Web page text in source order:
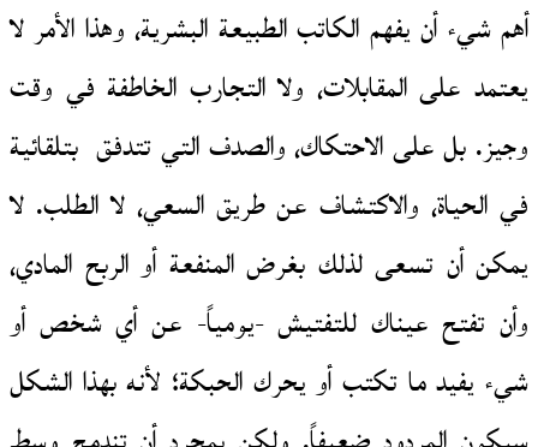
أهم شيء أن يفهم الكاتب الطبيعة البشرية، وهذا الأمر لا
يعتمد على المقابلات، ولا التجارب الخاطفة في وقت
وجيز. بل على الاحتكاك، والصدف التي تتدفق بتلقائية
في الحياة، والاكتشاف عن طريق السعي، لا الطلب. لا
يمكن أن تسعى لذلك بغرض المنفعة أو الربح المادي،
وأن تفتح عيناك للتفتيش -يومياً- عن أي شخص أو
شيء يفيد ما تكتب أو يحرك الحبكة؛ لأنه بهذا الشكل